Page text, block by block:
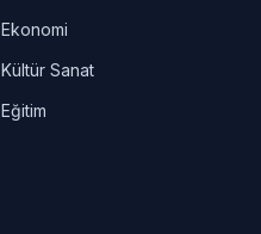
Ekonomi
Kültür Sanat
Eğitim